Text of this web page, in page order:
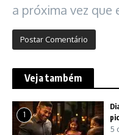
a próxima vez que
Veja também
1
5